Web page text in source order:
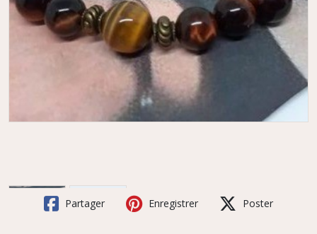
Partager Enregistrer Poster